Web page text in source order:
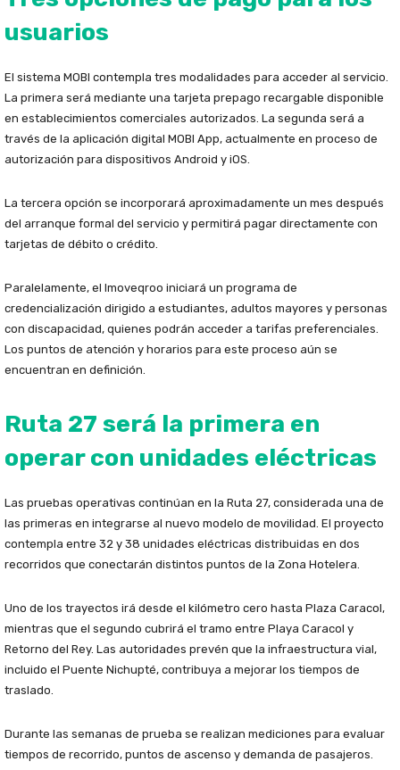
usuarios
El sistema MOBI contempla tres modalidades para acceder al servicio.
La primera será mediante una tarjeta prepago recargable disponible
en establecimientos comerciales autorizados. La segunda será a
través de la aplicación digital MOBI App, actualmente en proceso de
autorización para dispositivos Android y iOS.
La tercera opción se incorporará aproximadamente un mes después
del arranque formal del servicio y permitirá pagar directamente con
tarjetas de débito o crédito.
Paralelamente, el Imoveqroo iniciará un programa de
credencialización dirigido a estudiantes, adultos mayores y personas
con discapacidad, quienes podrán acceder a tarifas preferenciales.
Los puntos de atención y horarios para este proceso aún se
encuentran en definición.
Ruta 27 será la primera en
operar con unidades eléctricas
Las pruebas operativas continúan en la Ruta 27, considerada una de
las primeras en integrarse al nuevo modelo de movilidad. El proyecto
contempla entre 32 y 38 unidades eléctricas distribuidas en dos
recorridos que conectarán distintos puntos de la Zona Hotelera.
Uno de los trayectos irá desde el kilómetro cero hasta Plaza Caracol,
mientras que el segundo cubrirá el tramo entre Playa Caracol y
Retorno del Rey. Las autoridades prevén que la infraestructura vial,
incluido el Puente Nichupté, contribuya a mejorar los tiempos de
traslado.
Durante las semanas de prueba se realizan mediciones para evaluar
tiempos de recorrido, puntos de ascenso y demanda de pasajeros.